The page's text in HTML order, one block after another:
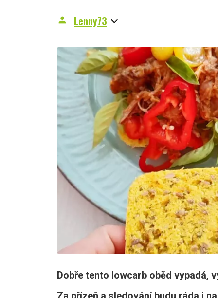
person Lenny73
Dobře tento lowcarb oběd vypadá,